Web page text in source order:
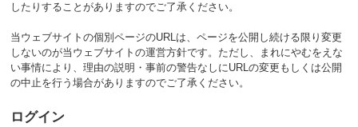
したりすることがありますのでご了承ください。
当ウェブサイトの個別ページのURLは、ページを公開し続ける限り変更
しないのが当ウェブサイトの運営方針です。ただし、まれにやむをえな
い事情により、理由の説明・事前の警告なしにURLの変更もしくは公開
の中止を行う場合がありますのでご了承ください。
ログイン